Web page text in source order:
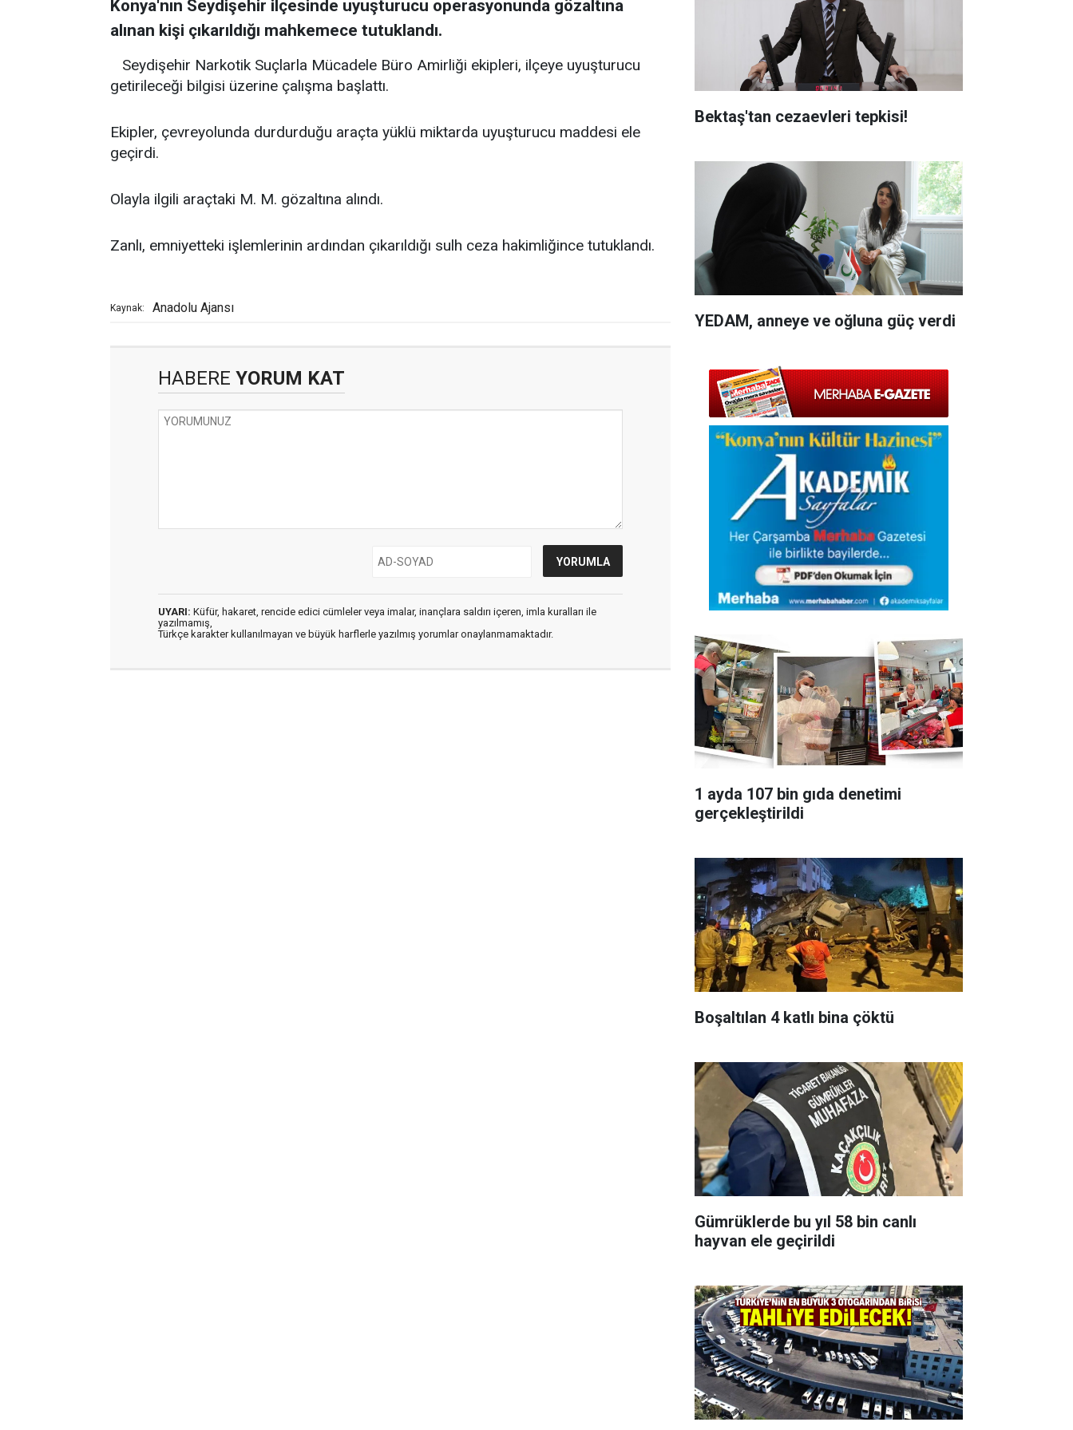
Konya'nın Seydişehir ilçesinde uyuşturucu operasyonunda gözaltına
alınan kişi çıkarıldığı mahkemece tutuklandı.
Seydişehir Narkotik Suçlarla Mücadele Büro Amirliği ekipleri, ilçeye uyuşturucu
getirileceği bilgisi üzerine çalışma başlattı.
Ekipler, çevreyolunda durdurduğu araçta yüklü miktarda uyuşturucu maddesi ele
geçirdi.
Olayla ilgili araçtaki M. M. gözaltına alındı.
Zanlı, emniyetteki işlemlerinin ardından çıkarıldığı sulh ceza hakimliğince tutuklandı.
Kaynak: Anadolu Ajansı
HABERE YORUM KAT
UYARI: Küfür, hakaret, rencide edici cümleler veya imalar, inançlara saldırı içeren, imla kuralları ile
yazılmamış,
Türkçe karakter kullanılmayan ve büyük harflerle yazılmış yorumlar onaylanmamaktadır.
Bektaş'tan cezaevleri tepkisi!
YEDAM, anneye ve oğluna güç verdi
1 ayda 107 bin gıda denetimi
gerçekleştirildi
Boşaltılan 4 katlı bina çöktü
Gümrüklerde bu yıl 58 bin canlı
hayvan ele geçirildi